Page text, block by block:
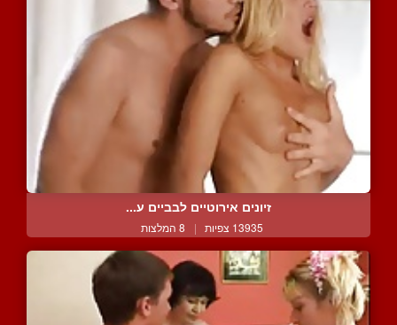
זיונים אירוטיים לבביים ע...
13935 צפיות | 8 המלצות